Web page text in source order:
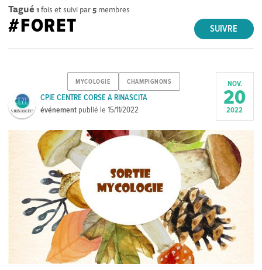
Tagué 1 fois et suivi par 5 membres
SUIVRE
#FORET
MYCOLOGIE CHAMPIGNONS
CPIE CENTRE CORSE A RINASCITA
événement publié le15/11/2022
NOV.
20
2022